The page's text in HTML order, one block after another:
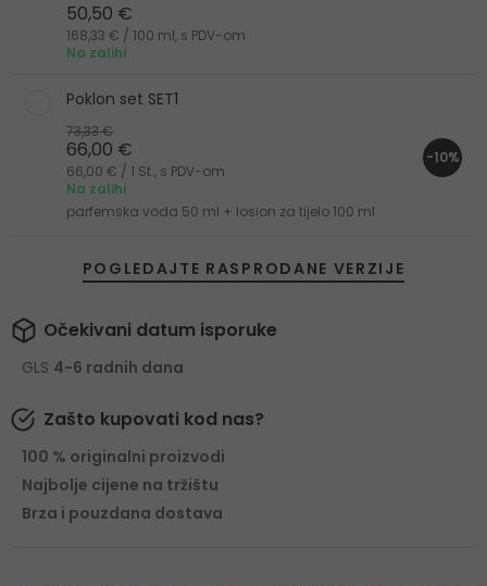
50,50 €
168,33 € / 100 ml, s PDV-om
Na zalihi
Poklon set SET1
parfemska voda 50 ml + losion za tijelo 100 ml
73,33 €
66,00 €
66,00 € / 1 St., s PDV-om
Na zalihi
-10%
POGLEDAJTE RASPRODANE VERZIJE
Očekivani datum isporuke
GLS 4-6 radnih dana
Zašto kupovati kod nas?
100 % originalni proizvodi
Najbolje cijene na tržištu
Brza i pouzdana dostava